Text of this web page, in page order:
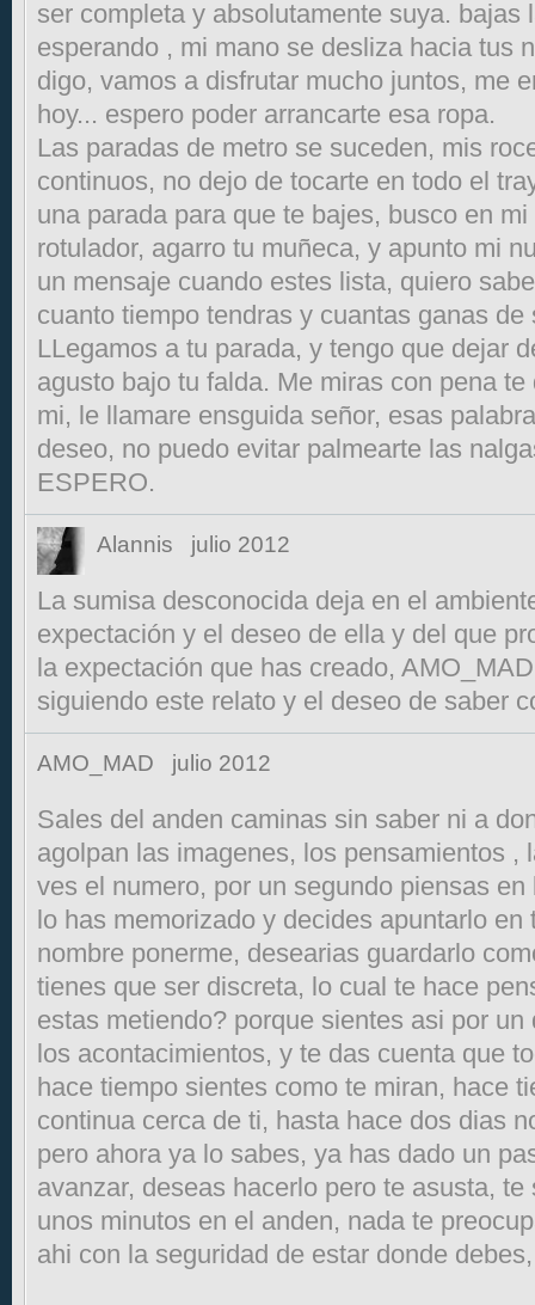
ser completa y absolutamente suya. bajas
esperando , mi mano se desliza hacia tus
digo, vamos a disfrutar mucho juntos, me
hoy... espero poder arrancarte esa ropa.
Las paradas de metro se suceden, mis
continuos, no dejo de tocarte en todo el
una parada para que te bajes, busco en
rotulador, agarro tu muñeca, y apunto mi
un mensaje cuando estes lista, quiero
cuanto tiempo tendras y cuantas ganas de
LLegamos a tu parada, y tengo que dejar
agusto bajo tu falda. Me miras con pena
mi, le llamare ensguida señor, esas
deseo, no puedo evitar palmearte las
ESPERO.
Alannis julio 2012
La sumisa desconocida deja en el
expectación y el deseo de ella y del que
la expectación que has creado,
siguiendo este relato y el deseo de saber
AMO_MAD julio 2012
Sales del anden caminas sin saber ni a
agolpan las imagenes, los pensamientos ,
ves el numero, por un segundo piensas
lo has memorizado y decides apuntarlo
nombre ponerme, desearias guardarlo
tienes que ser discreta, lo cual te hace
estas metiendo? porque sientes asi por
los acontacimientos, y te das cuenta que
hace tiempo sientes como te miran, hace
continua cerca de ti, hasta hace dos dias
pero ahora ya lo sabes, ya has dado un
avanzar, deseas hacerlo pero te asusta,
unos minutos en el anden, nada te
ahi con la seguridad de estar donde